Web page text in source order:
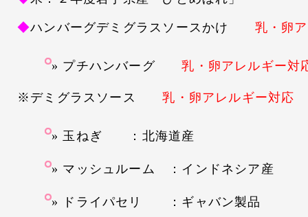
◆ハンバーグデミグラスソースかけ 乳・卵
プチハンバーグ乳・卵アレルギー対
※デミグラスソース 乳・卵アレルギー対応
玉ねぎ ：北海道産
マッシュルーム ：インドネシア産
ドライパセリ ：ギャバン製品